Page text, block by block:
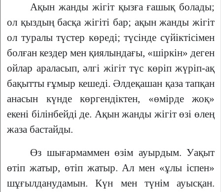
Ақын жанды жігіт қызға ғашық болады;
ол қыздың басқа жігіті бар; ақын жанды жігіт
ол туралы түстер көреді; түсінде сүйіктісімен
болған кездер мен қиялындағы, «шіркін» деген
ойлар араласып, әлгі жігіт түс көріп жүріп-ақ
бақытты ғұмыр кешеді. Әлдеқашан қаза тапқан
анасын күнде көргендіктен, «өмірде жоқ»
екені білінбейді де. Ақын жанды жігіт өзі өлең
жаза бастайды.
Өз шығармаммен өзім ауырдым. Уақыт
өтіп жатыр, өтіп жатыр. Ал мен «ұлы іспен»
шұғылданудамын. Күн мен түнім ауысқан.